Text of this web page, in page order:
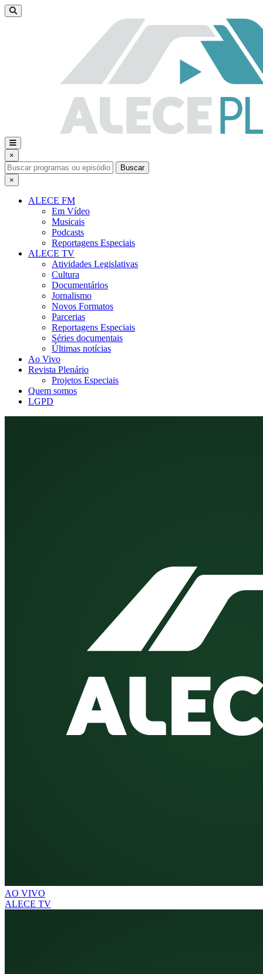
×
Buscar
×
ALECE FM
Em Vídeo
Musicais
Podcasts
Reportagens Especiais
ALECE TV
Atividades Legislativas
Cultura
Documentários
Jornalismo
Novos Formatos
Parcerias
Reportagens Especiais
Séries documentais
Últimas notícias
Ao Vivo
Revista Plenário
Projetos Especiais
Quem somos
LGPD
AO VIVO
ALECE TV